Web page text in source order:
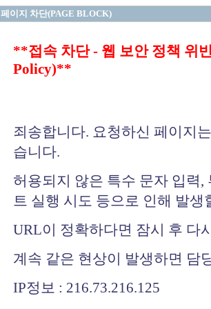
페이지 차단(PAGE BLOCK)
**접속 차단 - 웹 보안 정책 위
Policy)**
죄송합니다. 요청하신 페이지
습니다.
허용되지 않은 특수 문자 입력
트 실행 시도 등으로 인해 발생
URL이 정확하다면 잠시 후 다
계속 같은 현상이 발생하면 담
IP정보 : 216.73.216.125